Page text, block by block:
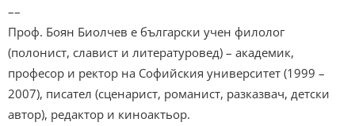
––
Проф. Боян Биолчев е български учен филолог
(полонист, славист и литературовед) – академик,
професор и ректор на Софийския университет (1999 –
2007), писател (сценарист, романист, разказвач, детски
автор), редактор и киноактьор.